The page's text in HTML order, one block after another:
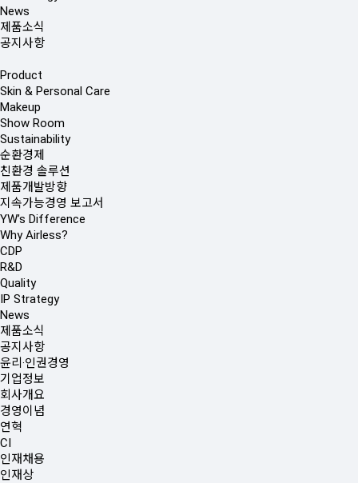
News
제품소식
공지사항
Product
Skin & Personal Care
Makeup
Show Room
Sustainability
순환경제
친환경 솔루션
제품개발방향
지속가능경영 보고서
YW’s Difference
Why Airless?
CDP
R&D
Quality
IP Strategy
News
제품소식
공지사항
윤리·인권경영
기업정보
회사개요
경영이념
연혁
CI
인재채용
인재상